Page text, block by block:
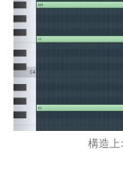
構造上